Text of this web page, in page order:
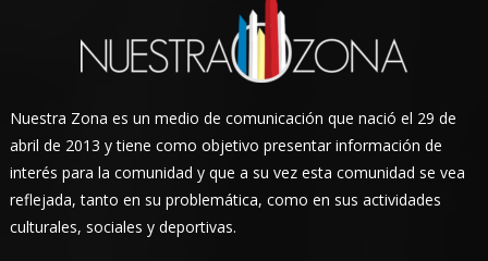
Nuestra Zona es un medio de comunicación que nació el 29 de
abril de 2013 y tiene como objetivo presentar información de
interés para la comunidad y que a su vez esta comunidad se vea
reflejada, tanto en su problemática, como en sus actividades
culturales, sociales y deportivas.